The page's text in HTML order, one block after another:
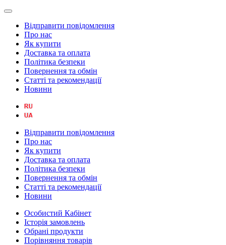
Відправити повідомлення
Про нас
Як купити
Доставка та оплата
Політика безпеки
Повернення та обмін
Статті та рекомендації
Новини
Відправити повідомлення
Про нас
Як купити
Доставка та оплата
Політика безпеки
Повернення та обмін
Статті та рекомендації
Новини
Особистий Кабінет
Історія замовлень
Обрані продукти
Порівняння товарів